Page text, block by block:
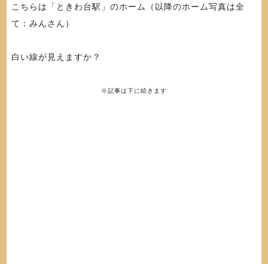
こちらは「ときわ台駅」のホーム（以降のホーム写真は全
て：みんさん）
白い線が見えますか？
※記事は下に続きます